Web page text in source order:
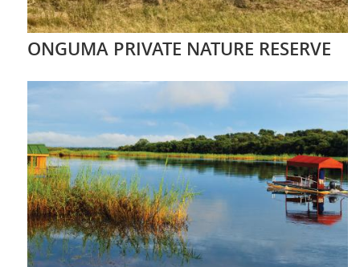
ONGUMA PRIVATE NATURE RESERVE